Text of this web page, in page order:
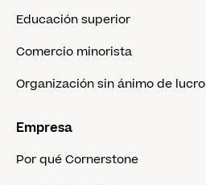
Educación superior
Comercio minorista
Organización sin ánimo de lucro
Empresa
Por qué Cornerstone